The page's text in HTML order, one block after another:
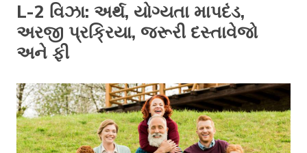
L-2 વિઝા: અર્થ, યોગ્યતા માપદંડ,
અરજી પ્રક્રિયા, જરૂરી દસ્તાવેજો
અને ફી